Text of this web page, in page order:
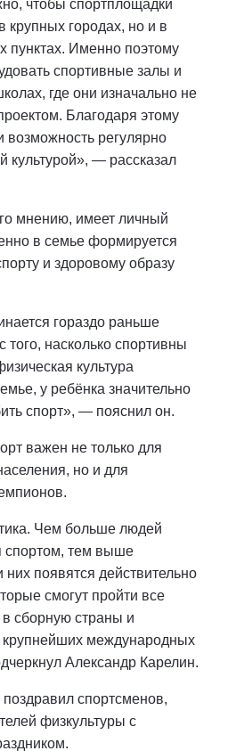
чтобы спортплощадки
крупных городах, но и в
пунктах. Именно поэтому
спортивные залы и
где они изначально не
Благодаря этому
возможность регулярно
культурой», — рассказал
мнению, имеет личный
в семье формируется
и здоровому образу
гораздо раньше
насколько спортивны
культура
у ребёнка значительно
спорт», — пояснил он.
важен не только для
но и для
Чем больше людей
спортом, тем выше
них появятся действительно
смогут пройти все
сборную страны и
крупнейших международных
Александр Карелин.
спортсменов,
физкультуры с